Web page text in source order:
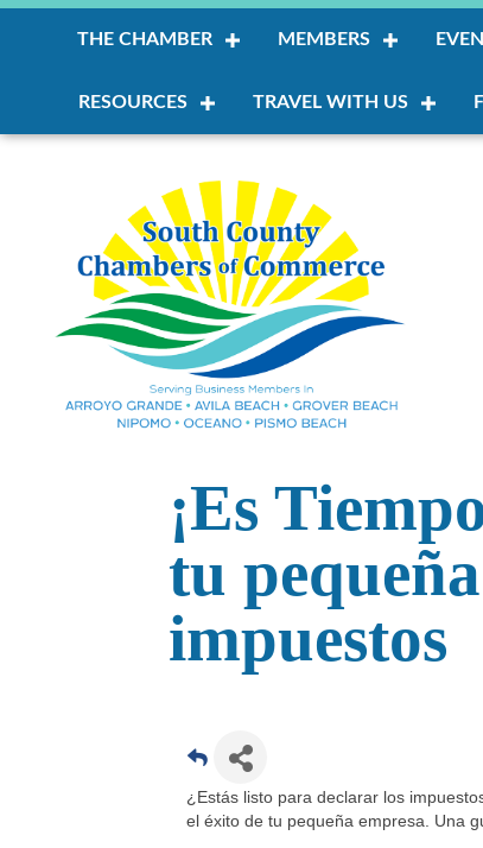
THE CHAMBER MEMBERS
RESOURCES TRAVEL WITH US
¡Es
tu
impuestos
¿Estás listo para declarar los
el éxito de tu pequeña empresa. Una